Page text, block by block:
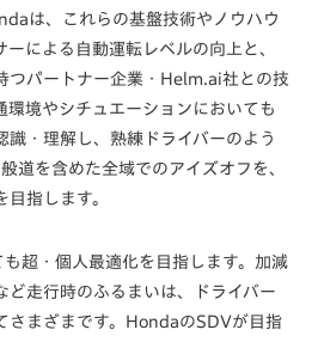
は、これらの基盤技術やノウハウ
による自動運転レベルの向上と、
つパートナー企業・Helm.ai社との技
環境やシチュエーションにおいても
識・理解し、熟練ドライバーのよう
道を含めた全域でのアイズオフを、
指します。
超・個人最適化を目指します。加減
ど走行時のふるまいは、ドライバー
さまざまです。HondaのSDVが目指